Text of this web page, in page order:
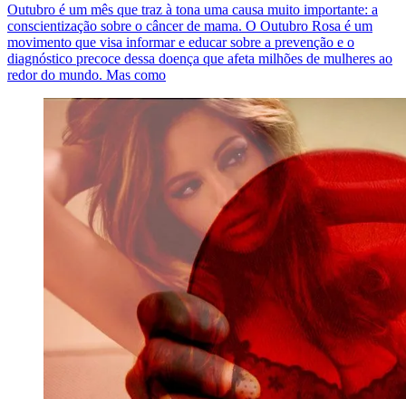
Outubro é um mês que traz à tona uma causa muito importante: a
conscientização sobre o câncer de mama. O Outubro Rosa é um
movimento que visa informar e educar sobre a prevenção e o
diagnóstico precoce dessa doença que afeta milhões de mulheres ao
redor do mundo. Mas como